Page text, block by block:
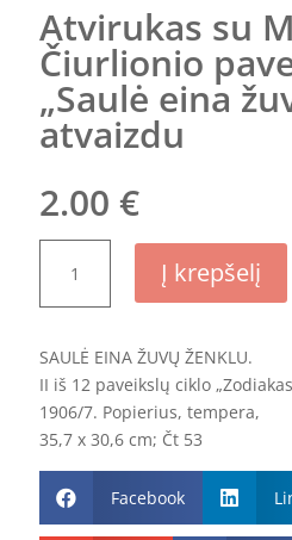
Atvirukas su
Čiurlionio
„Saulė eina
atvaizdu
2.00 €
kiekis:
Atvirukas
M.
K.
Čiurlionio
paveikslo
„Saulė
eina
žuvų
Į krepšelį
SAULĖ EINA ŽUVŲ ŽENKLU.
II iš 12 paveikslų ciklo
1906/7. Popierius, tempera,
35,7 x 30,6 cm; Čt 53
 Facebook 